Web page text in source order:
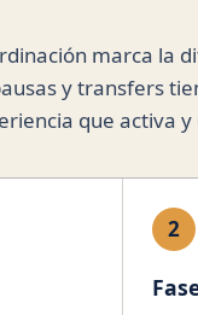
marca la
y transfers
que activa y
2